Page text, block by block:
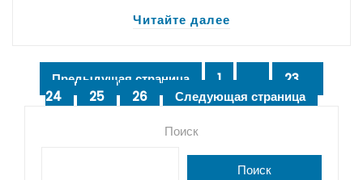
Читайте далее
Пагинация
записей
Предыдущая страница Страница
1 Страница
23
24
Страница
25 Страница
26 Следующая страница
Поиск
Поиск